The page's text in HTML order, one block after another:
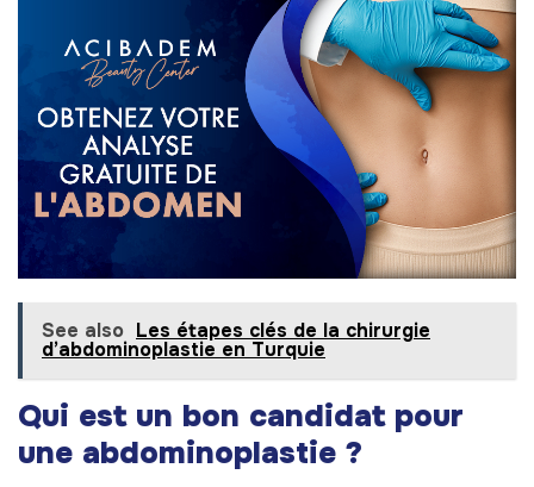
See also Les étapes clés de la chirurgie
d’abdominoplastie en Turquie
Qui est un bon candidat pour
une abdominoplastie ?